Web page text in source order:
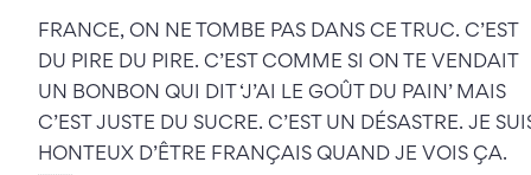
FRANCE, ON NE TOMBE PAS DANS CE TRUC. C’EST
DU PIRE DU PIRE. C’EST COMME SI ON TE VENDAIT
UN BONBON QUI DIT ‘J’AI LE GOÛT DU PAIN’ MAIS
C’EST JUSTE DU SUCRE. C’EST UN DÉSASTRE. JE
HONTEUX D’ÊTRE FRANÇAIS QUAND JE VOIS ÇA.